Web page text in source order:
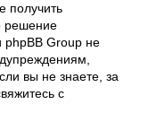
получить
решение
phpBB Group не
вы не знаете, за
с